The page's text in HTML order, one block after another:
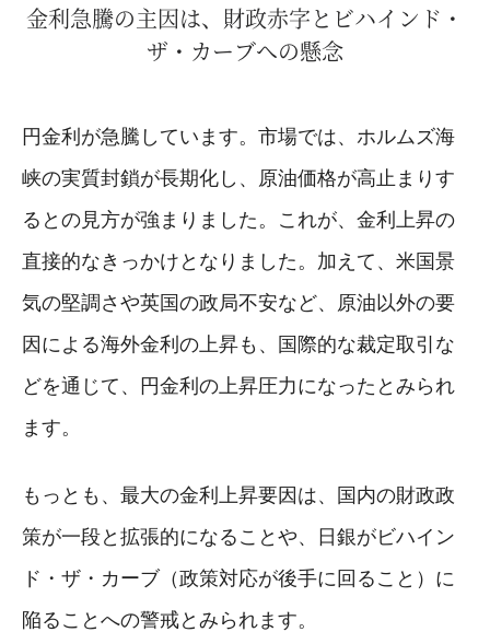
金利急騰の主因は、財政赤字とビハインド・
ザ・カーブへの懸念
円金利が急騰しています。市場では、ホルムズ海
峡の実質封鎖が長期化し、原油価格が高止まりす
るとの見方が強まりました。これが、金利上昇の
直接的なきっかけとなりました。加えて、米国景
気の堅調さや英国の政局不安など、原油以外の要
因による海外金利の上昇も、国際的な裁定取引な
どを通じて、円金利の上昇圧力になったとみられ
ます。
もっとも、最大の金利上昇要因は、国内の財政政
策が一段と拡張的になることや、日銀がビハイン
ド・ザ・カーブ（政策対応が後手に回ること）に
陥ることへの警戒とみられます。